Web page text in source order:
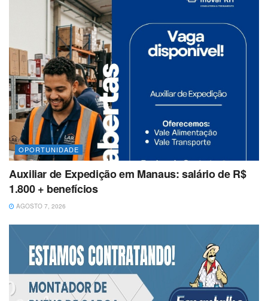
OPORTUNIDADE
Auxiliar de Expedição em Manaus: salário de R$
1.800 + benefícios
AGOSTO 7, 2026